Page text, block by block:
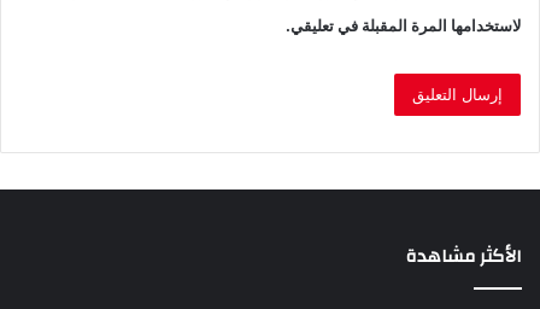
لاستخدامها المرة المقبلة في تعليقي.
الأكثر مشاهدة